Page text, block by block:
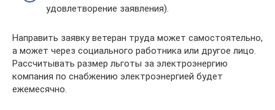
удовлетворение заявления).
Направить заявку ветеран труда может самостоятельно,
а может через социального работника или другое лицо.
Рассчитывать размер льготы за электроэнергию
компания по снабжению электроэнергией будет
ежемесячно.